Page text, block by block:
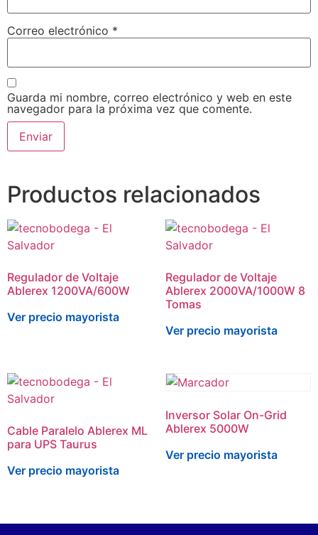
Correo electrónico *
Guarda mi nombre, correo electrónico y web en este
navegador para la próxima vez que comente.
Productos relacionados
Regulador de Voltaje
Ablerex 1200VA/600W
Ver precio mayorista
Regulador de Voltaje
Ablerex 2000VA/1000W 8
Tomas
Ver precio mayorista
Cable Paralelo Ablerex ML
para UPS Taurus
Ver precio mayorista
Inversor Solar On-Grid
Ablerex 5000W
Ver precio mayorista